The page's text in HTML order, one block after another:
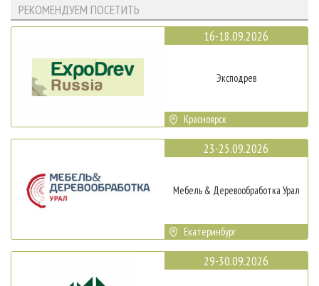
РЕКОМЕНДУЕМ ПОСЕТИТЬ
16-18.09.2026
Эксподрев
Красноярск
23-25.09.2026
Мебель & Деревообработка Урал
Екатеринбург
29-30.09.2026